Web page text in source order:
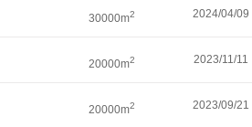
30000m2 2024/04/09
20000m2 2023/11/11
20000m2 2023/09/21